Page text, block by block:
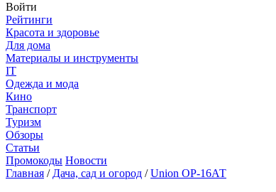
Войти
Рейтинги
Красота и здоровье
Для дома
Материалы и инструменты
IT
Одежда и мода
Кино
Транспорт
Туризм
Обзоры
Статьи
Промокоды Новости
Главная / Дача, сад и огород /Union ОР-16АТ